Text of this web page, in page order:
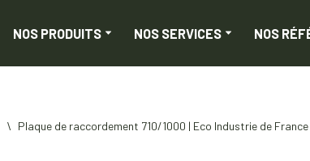
NOS PRODUITS NOS SERVICES NOS
\ Plaque de raccordement 710/1000 | Eco Industrie de France